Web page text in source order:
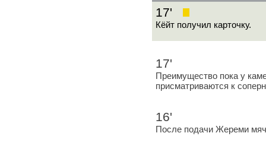
17'
Кёйт получил карточку.
17'
Преимущество пока у
присматриваются к
16'
После подачи Жереми